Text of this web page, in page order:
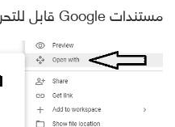
مستندات Google قابل للتحرير والبحث.